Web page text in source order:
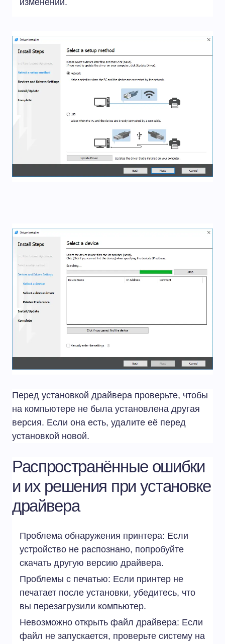
Перед установкой драйвера проверьте, чтобы
на компьютере не была установлена другая
версия. Если она есть, удалите её перед
установкой новой.
Распространённые ошибки
и их решения при установке
драйвера
Проблема обнаружения принтера: Если
устройство не распознано, попробуйте
скачать другую версию драйвера.
Проблемы с печатью: Если принтер не
печатает после установки, убедитесь, что
вы перезагрузили компьютер.
Невозможно открыть файл драйвера: Если
файл не запускается, проверьте систему на